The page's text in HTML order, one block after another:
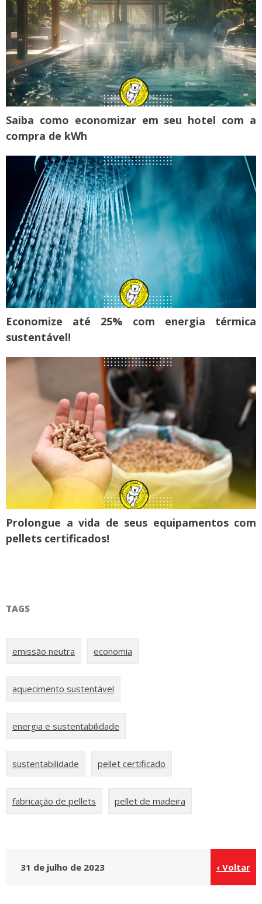
Saiba como economizar em seu hotel com a
compra de kWh
Economize até 25% com energia térmica
sustentável!
Prolongue a vida de seus equipamentos com
pellets certificados!
TAGS
emissão neutra economia
aquecimento sustentável
energia e sustentabilidade
sustentabilidade pellet certificado
fabricação de pellets pellet de madeira
31 de julho de 2023 ‹ Voltar